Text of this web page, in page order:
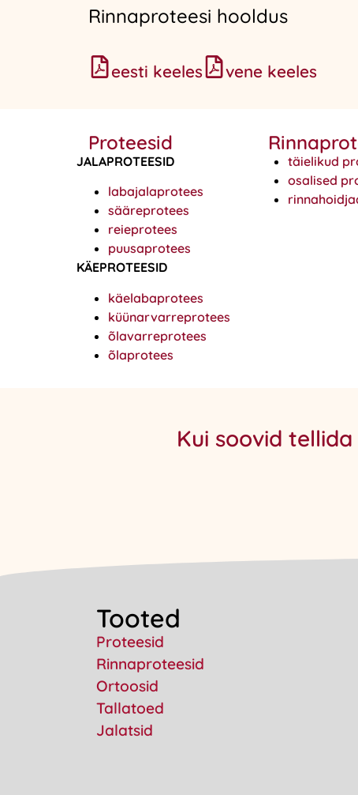
Rinnaproteesi hooldus
eesti keeles vene keeles
Proteesid
JALAPROTEESID
labajalaprotees
sääreprotees
reieprotees
puusaprotees
KÄEPROTEESID
käelabaprotees
küünarvarreprotees
õlavarreprotees
õlaprotees
täielikud
osalised
Kui soovid
Tooted
Proteesid
Rinnaproteesid
Ortoosid
Tallatoed
Jalatsid